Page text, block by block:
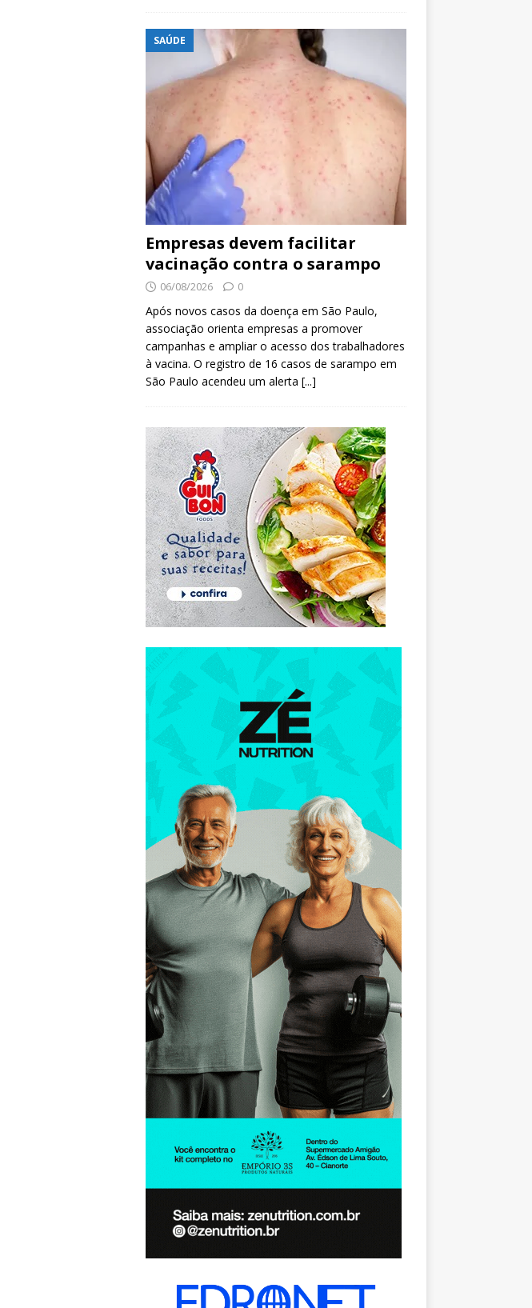
SAÚDE
Empresas devem facilitar
vacinação contra o sarampo
06/08/2026 0
Após novos casos da doença em São Paulo,
associação orienta empresas a promover
campanhas e ampliar o acesso dos trabalhadores
à vacina. O registro de 16 casos de sarampo em
São Paulo acendeu um alerta [...]